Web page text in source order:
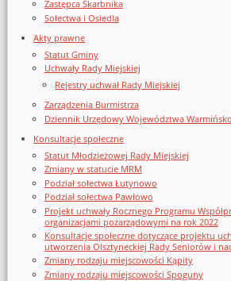
Zastępca Skarbnika
Sołectwa i Osiedla
Akty prawne
Statut Gminy
Uchwały Rady Miejskiej
Rejestry uchwał Rady Miejskiej
Zarządzenia Burmistrza
Dziennik Urzędowy Województwa
Konsultacje społeczne
Statut Młodzieżowej Rady Miejskiej
Zmiany w statucie MRM
Podział sołectwa Łutynowo
Podział sołectwa Pawłowo
Projekt uchwały Rocznego Programu
organizacjami pozarządowymi na rok 2022
Konsultacje społeczne dotyczące projektu
utworzenia Olsztyneckiej Rady Seniorów i
Zmiany rodzaju miejscowości Kąpity
Zmiany rodzaju miejscowości Spoguny